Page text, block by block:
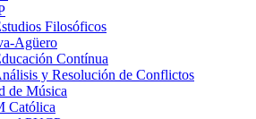
Filosóficos
Agüero
Contínua
y Resolución de Conflictos
de Música
Católica